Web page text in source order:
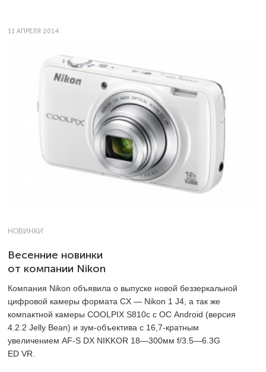
11 АПРЕЛЯ 2014
НОВИНКИ
Весенние новинки
от компании Nikon
Компания Nikon объявила о выпуске новой беззеркальной
цифровой камеры формата СX — Nikon 1 J4, а так же
компактной камеры COOLPIX S810c с ОС Android (версия
4.2.2 Jelly Bean) и зум-объектива с 16,7-кратным
увеличением AF-S DX NIKKOR 18—300мм f/3.5—6.3G
ED VR.